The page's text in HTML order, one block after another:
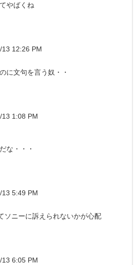
やばくね
13 12:26 PM
に文句を言う奴・・
13 1:08 PM
な・・・
13 5:49 PM
ソニーに訴えられないかが心配
13 6:05 PM